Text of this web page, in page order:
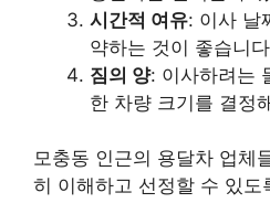
시간적 여유: 이사 날
약하는 것이 좋습니
짐의 양: 이사하려는
한 차량 크기를 결정
모충동 인근의 용달차 업체
히 이해하고 선정할 수 있도